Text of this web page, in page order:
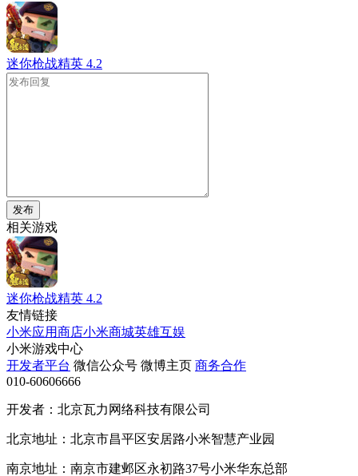
迷你枪战精英 4.2
发布
相关游戏
迷你枪战精英 4.2
友情链接
小米应用商店小米商城英雄互娱
小米游戏中心
开发者平台 微信公众号 微博主页 商务合作
010-60606666
开发者：北京瓦力网络科技有限公司
北京地址：北京市昌平区安居路小米智慧产业园
南京地址：南京市建邺区永初路37号小米华东总部